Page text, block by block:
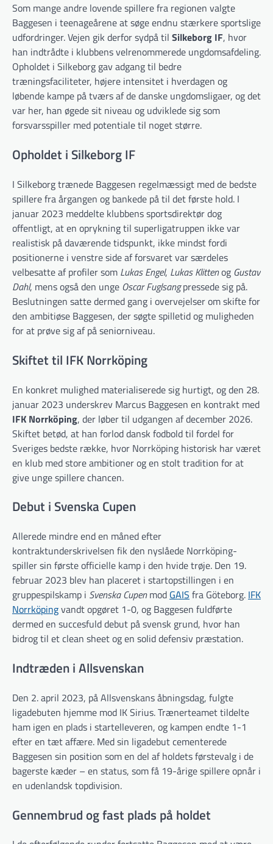
Som mange andre lovende spillere fra regionen valgte
Baggesen i teenageårene at søge endnu stærkere sportslige
udfordringer. Vejen gik derfor sydpå til Silkeborg IF, hvor
han indtrådte i klubbens velrenommerede ungdomsafdeling.
Opholdet i Silkeborg gav adgang til bedre
træningsfaciliteter, højere intensitet i hverdagen og
løbende kampe på tværs af de danske ungdomsligaer, og det
var her, han øgede sit niveau og udviklede sig som
forsvarsspiller med potentiale til noget større.
Opholdet i Silkeborg IF
I Silkeborg trænede Baggesen regelmæssigt med de bedste
spillere fra årgangen og bankede på til det første hold. I
januar 2023 meddelte klubbens sportsdirektør dog
offentligt, at en oprykning til superligatruppen ikke var
realistisk på daværende tidspunkt, ikke mindst fordi
positionerne i venstre side af forsvaret var særdeles
velbesatte af profiler som Lukas Engel, Lukas Klittenog Gustav
Dahl, mens også den unge Oscar Fuglsangpressede sig på.
Beslutningen satte dermed gang i overvejelser om skifte for
den ambitiøse Baggesen, der søgte spilletid og muligheden
for at prøve sig af på seniorniveau.
Skiftet til IFK Norrköping
En konkret mulighed materialiserede sig hurtigt, og den 28.
januar 2023 underskrev Marcus Baggesen en kontrakt med
IFK Norrköping, der løber til udgangen af december 2026.
Skiftet betød, at han forlod dansk fodbold til fordel for
Sveriges bedste række, hvor Norrköping historisk har været
en klub med store ambitioner og en stolt tradition for at
give unge spillere chancen.
Debut i Svenska Cupen
Allerede mindre end en måned efter
kontraktunderskrivelsen fik den nyslåede Norrköping-
spiller sin første officielle kamp i den hvide trøje. Den 19.
februar 2023 blev han placeret i startopstillingen i en
gruppe­spilskamp i Svenska Cupenmod GAIS fra Göteborg. IFK
Norrköpingvandt opgøret 1-0, og Baggesen fuldførte
dermed en succesfuld debut på svensk grund, hvor han
bidrog til et clean sheet og en solid defensiv præstation.
Indtræden i Allsvenskan
Den 2. april 2023, på Allsvenskans åbningsdag, fulgte
ligadebuten hjemme mod IK Sirius. Trænerteamet tildelte
ham igen en plads i start­elleveren, og kampen endte 1-1
efter en tæt affære. Med sin ligadebut cementerede
Baggesen sin position som en del af holdets førstevalg i de
bagerste kæder – en status, som få 19-årige spillere opnår i
en udenlandsk topdivision.
Gennembrud og fast plads på holdet